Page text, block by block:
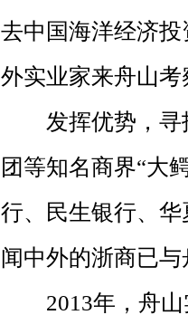
去中国海洋经济
外实业家来舟山
发挥优势，
团等知名商界“大
行、民生银行、
闻中外的浙商已
2013年，舟